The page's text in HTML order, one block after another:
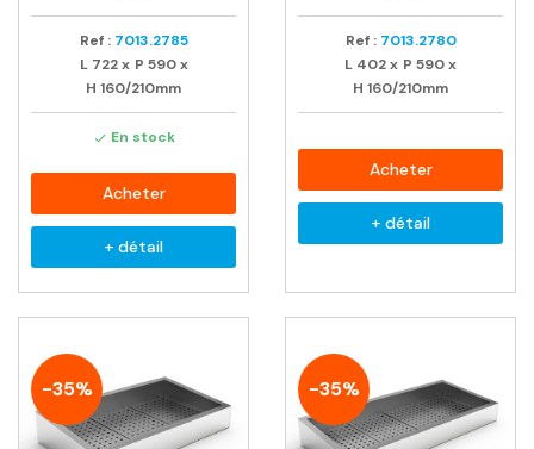
Ref : 7013.2785
L 722 x P 590 x
H 160/210mm
 En stock
Acheter
+ détail
Ref : 7013.2780
L 402x P 590x
H 160/210mm
Acheter
+ détail
-35% -35%